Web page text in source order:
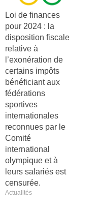
Loi de finances
pour 2024 : la
disposition fiscale
relative à
l’exonération de
certains impôts
bénéficiant aux
fédérations
sportives
internationales
reconnues par le
Comité
international
olympique et à
leurs salariés est
censurée.
Actualités